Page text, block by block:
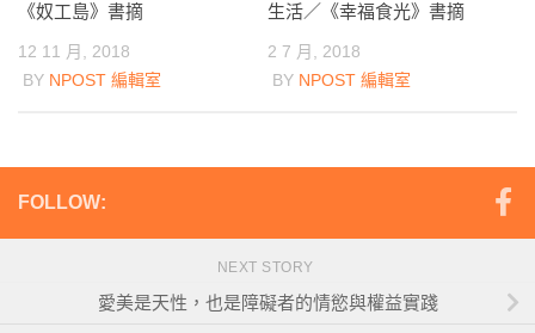
《奴工島》書摘
12 11 月, 2018
BY NPOST 編輯室
生活／《幸福食光》書摘
2 7 月, 2018
BY NPOST 編輯室
FOLLOW:
NEXT STORY
愛美是天性，也是障礙者的情慾與權益實踐